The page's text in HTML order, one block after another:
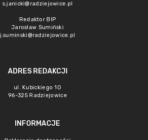
s.janicki@radziejowice.pl
Redaktor BIP
Jarosław Sumiński
j.suminski@radziejowice.pl
ADRES REDAKCJI
ul. Kubickiego 10
96-325 Radziejowice
INFORMACJE